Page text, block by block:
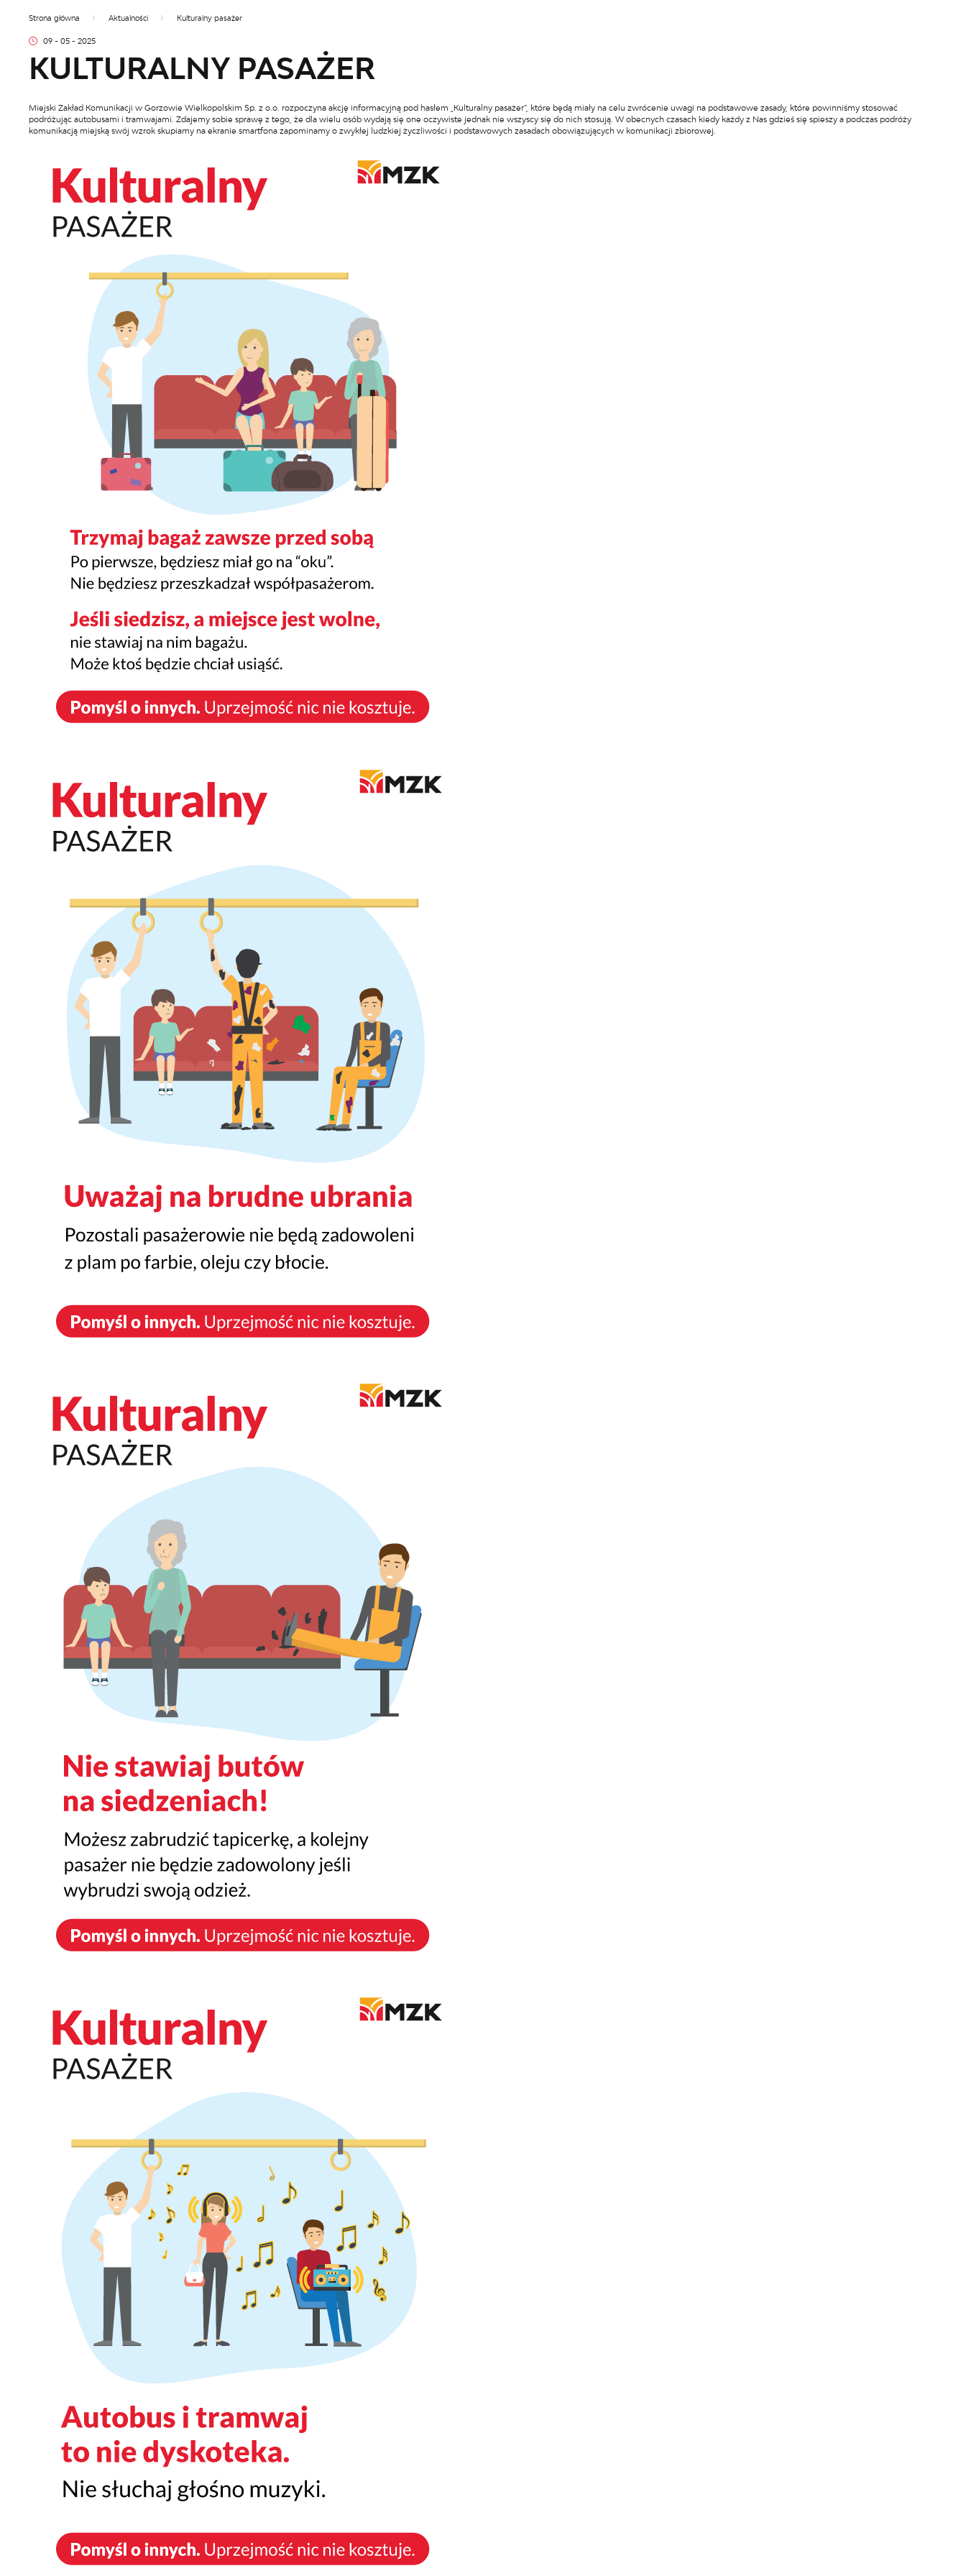
Strona główna Aktualności Kulturalny pasażer
09 - 05 - 2025
KULTURALNY PASAŻER
Miejski Zakład Komunikacji w Gorzowie Wielkopolskim Sp. z o.o. rozpoczyna akcję informacyjną pod hasłem „Kulturalny pasażer”, które będą miały na celu zwrócenie uwagi na podstawowe zasady, które powinniśmy stosować
podróżując autobusami i tramwajami. Zdajemy sobie sprawę z tego, że dla wielu osób wydają się one oczywiste jednak nie wszyscy się do nich stosują. W obecnych czasach kiedy każdy z Nas gdzieś się spieszy a podczas podróży
komunikacją miejską swój wzrok skupiamy na ekranie smartfona zapominamy o zwykłej ludzkiej życzliwości i podstawowych zasadach obowiązujących w komunikacji zbiorowej.